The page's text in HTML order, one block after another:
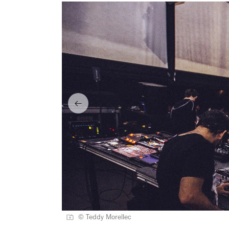
© Teddy Morellec